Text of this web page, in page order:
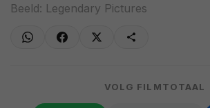
Beeld: Legendary Pictures
VOLG FILMTOTAAL